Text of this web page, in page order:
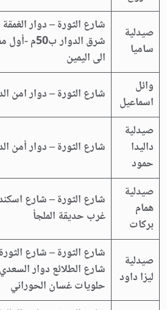
صيدلية
ساميا
شارع الثورة – دوار
شرق الدوار ب50م
الى اليمين
وائل
اسماعيل
شارع الثورة – دوار امن
صيدلية
داليدا
حمود
شارع الثورة – دوار أمن
صيدلية
همام
بركات
شارع الثورة – شارع
غرب حديقة الملجأ
صيدلية
ليزا داود
شارع الثورة – شارع
شارع الطلائع دوار
حلويات غسان الحوراني